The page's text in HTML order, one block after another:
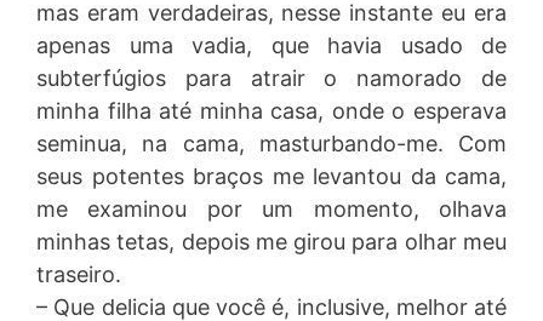
mas eram verdadeiras, nesse instante eu era
apenas uma vadia, que havia usado de
subterfúgios para atrair o namorado de
minha filha até minha casa, onde o esperava
seminua, na cama, masturbando-me. Com
seus potentes braços me levantou da cama,
me examinou por um momento, olhava
minhas tetas, depois me girou para olhar meu
traseiro.
– Que delicia que você é, inclusive, melhor até